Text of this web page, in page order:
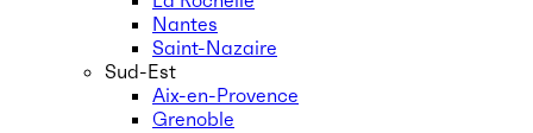
Nantes
Saint-Nazaire
Sud-Est
Aix-en-Provence
Grenoble